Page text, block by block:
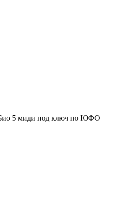
5 миди под ключ по ЮФО